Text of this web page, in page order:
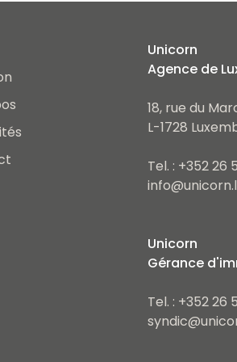
Unicorn
Agence de
18, rue du
L-1728
Tel. : +352 26
Unicorn
Gérance
Tel. : +352 26